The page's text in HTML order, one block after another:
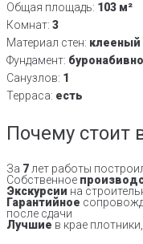
Общая площадь: 103 м²
Комнат: 3
Материал стен: клееный
Фундамент:
Санузлов: 1
Терраса: есть
Почему стоит
За 7 лет работы
Собственное
Экскурсии на
Гарантийное
после сдачи
Лучшие в крае